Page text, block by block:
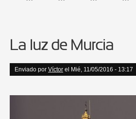
La luz de Murcia
Enviado por Víctor el Mié, 11/05/2016 - 13:17